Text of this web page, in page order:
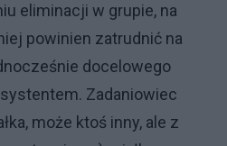
eliminacji w grupie, na
powinien zatrudnić na
docelowego
Zadaniowiec
może ktoś inny, ale z